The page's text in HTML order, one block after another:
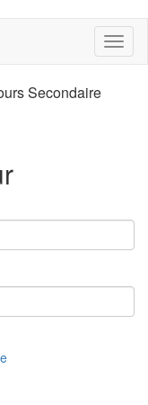
Secondaire